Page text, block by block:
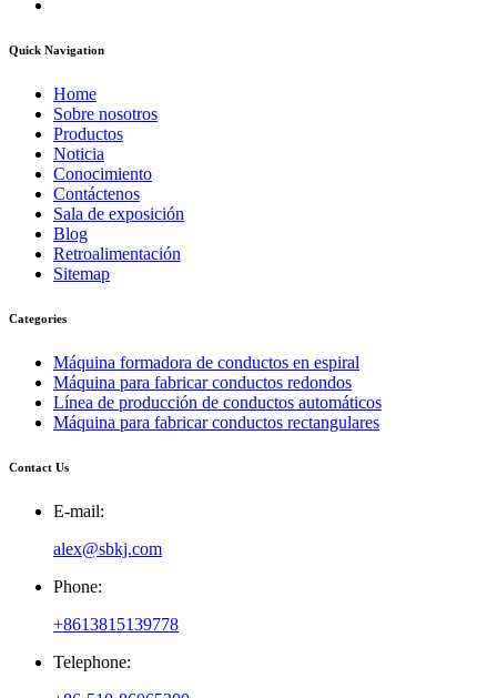
Quick Navigation
Home
Sobre nosotros
Productos
Noticia
Conocimiento
Contáctenos
Sala de exposición
Blog
Retroalimentación
Sitemap
Categories
Máquina formadora de conductos en espiral
Máquina para fabricar conductos redondos
Línea de producción de conductos automáticos
Máquina para fabricar conductos rectangulares
Contact Us
E-mail:
alex@sbkj.com
Phone:
+8613815139778
Telephone: